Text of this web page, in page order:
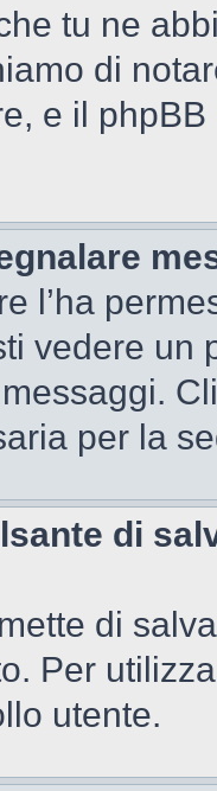
tu ne
di
e il
l’ha
vedere un
per la
di
di
Per
utente.